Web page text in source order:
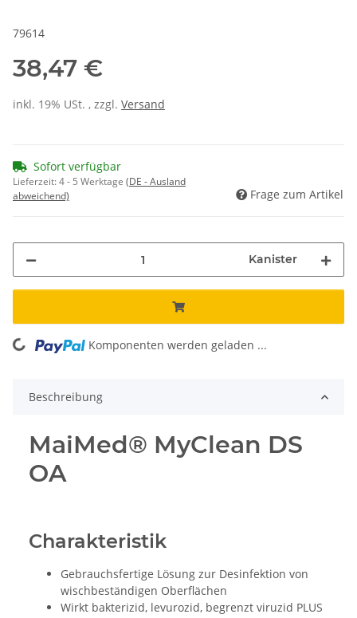
79614
38,47 €
inkl. 19% USt. , zzgl. Versand
Sofort verfügbar
Lieferzeit:4 - 5 Werktage (DE - Ausland
abweichend)
Frage zum Artikel
Kanister
Komponenten werden geladen ...
Beschreibung
MaiMed® MyClean DS
OA
Charakteristik
Gebrauchsfertige Lösung zur Desinfektion von
wischbeständigen Oberflächen
Wirkt bakterizid, levurozid, begrenzt viruzid PLUS